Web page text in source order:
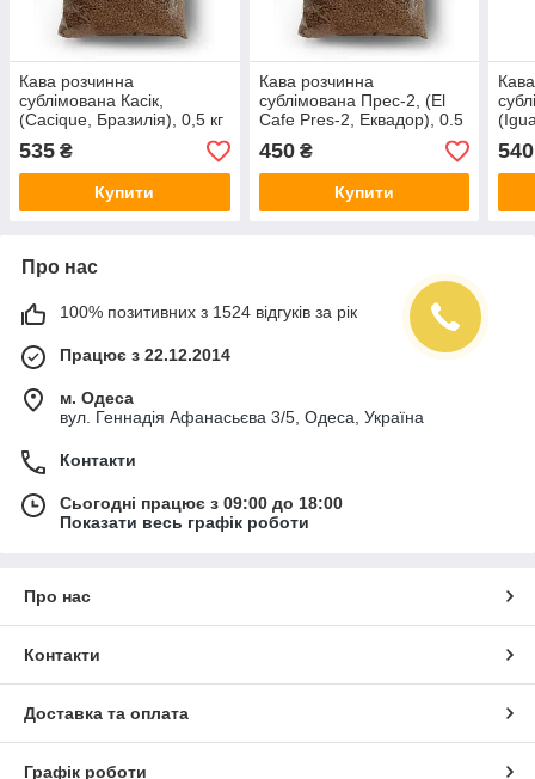
Кава розчинна
сублімована Касік,
(Cacique, Бразилія), 0,5 кг
535 ₴
Купити
Кава розчинна
сублімована Прес-2, (El
Cafe Pres-2, Еквадор), 0.5
кг
450₴
Купити
540
Про нас
100% позитивних з 1524 відгуків за рік
Працює з 22.12.2014
м. Одеса
вул. Геннадія Афанасьєва 3/5, Одеса, Україна
Контакти
Сьогодні працює з 09:00 до 18:00
Показати весь графік роботи
Про нас
Контакти
Доставка та оплата
Графік роботи